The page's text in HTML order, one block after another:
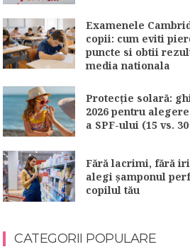
Examenele
copii: cum eviti
puncte si obtii
media nationala
Protecție solară:
2026 pentru
a SPF-ului (15 vs.
Fără lacrimi, fără
alegi șamponul
copilul tău
CATEGORII POPULARE